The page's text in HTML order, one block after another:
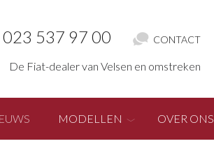
023 537 97 00 CONTACT
De Fiat-dealer van Velsen en omstreken
MODELLEN OVER ONS